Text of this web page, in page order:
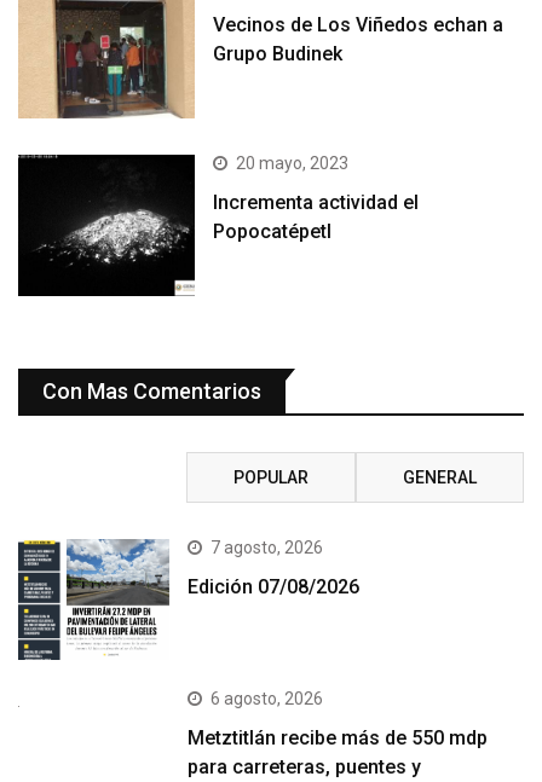
Vecinos de Los Viñedos echan a
Grupo Budinek
20 mayo, 2023
Incrementa actividad el
Popocatépetl
Con Mas Comentarios
POPULAR GENERAL
7 agosto, 2026
Edición 07/08/2026
6 agosto, 2026
Metztitlán recibe más de 550 mdp
para carreteras, puentes y